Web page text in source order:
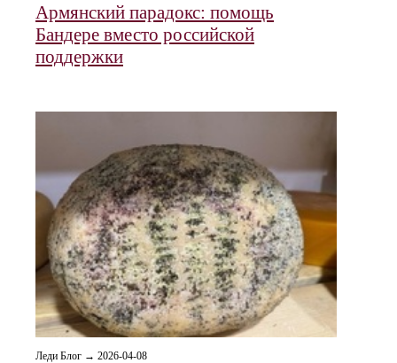
Армянский парадокс: помощь
Бандере вместо российской
поддержки
Леди Блог → 2026-04-08